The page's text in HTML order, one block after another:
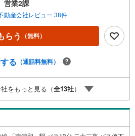
ハウスライフソリューションズグルー
特別提携金利〔一例〕東宝ハウス浦
変動金利全期間引下げプラン⇒住宅ローン
適用《0.89％》と某信用金庫金利1.275％
実行分まで（審査・要件があります）◇
直接ご対応ライフプランニング、かけ
Offプレミアムなど多彩なサービスがご
営業2課
動産会社レビュー 38件
らう （無料）
る （通話料無料）
をもっと見る（全13社）